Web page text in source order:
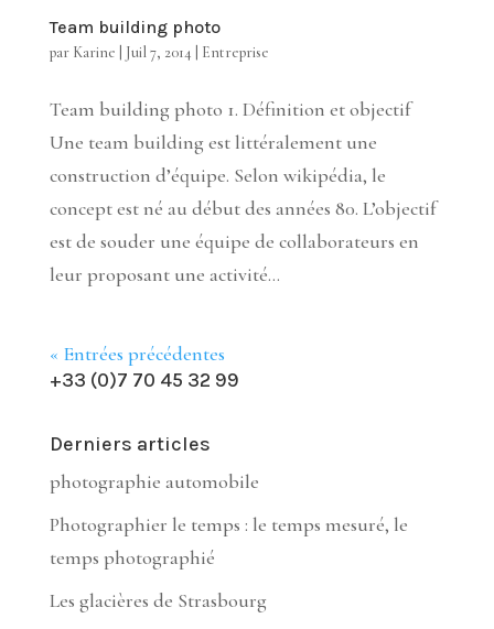
Team building photo
par Karine Juil 7, 2014 Entreprise
Team building photo 1. Définition et objectif
Une team building est littéralement une
construction d’équipe. Selon wikipédia, le
concept est né au début des années 80. L’objectif
est de souder une équipe de collaborateurs en
leur proposant une activité...
« Entrées précédentes
+33 (0)7 70 45 32 99
Derniers articles
photographie automobile
Photographier le temps : le temps mesuré, le
temps photographié
Les glacières de Strasbourg